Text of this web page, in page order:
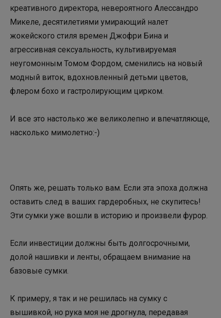
креативного директора, невероятного Алессандро
Микеле, десятилетиями умирающий налет
жокейского стиля времен Джофри Бина и
агрессивная сексуальность, культивируемая
неугомонным Томом Фордом, сменились на новый
модный виток, вдохновленный детьми цветов,
флером бохо и гастролирующим цирком.
И все это настолько же великолепно и впечатляюще,
насколько мимолетно:-)
Опять же, решать только вам. Если эта эпоха должна
оставить след в ваших гардеробных, не скупитесь!
Эти сумки уже вошли в историю и произвели фурор.
Если инвестиции должны быть долгосрочными,
долой нашивки и ленты, обращаем внимание на
базовые сумки.
К примеру, я так и не решилась на сумку с
вышивкой, но рука моя не дрогнула, передавая